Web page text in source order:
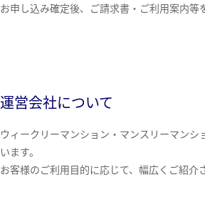
お申し込み確定後、ご請求書・ご利用案内等
運営会社について
ウィークリーマンション・マンスリーマンシ
います。
お客様のご利用目的に応じて、幅広くご紹介